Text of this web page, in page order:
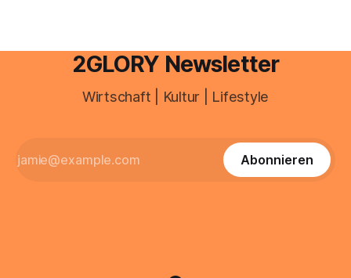
2GLORY Newsletter
Wirtschaft | Kultur | Lifestyle
Abonnieren